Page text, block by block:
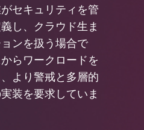
セキュリティを管
し、クラウド生ま
ンを扱う場合で
らワークロードを
より警戒と多層的
装を要求していま